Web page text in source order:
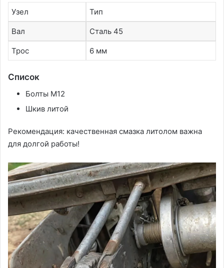
Узел Тип
Вал Сталь 45
Трос 6 мм
Список
Болты М12
Шкив литой
Рекомендация: качественная смазка литолом важна
для долгой работы!